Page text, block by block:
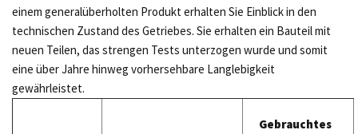
einem generalüberholten Produkt erhalten Sie Einblick in den
technischen Zustand des Getriebes. Sie erhalten ein Bauteil mit
neuen Teilen, das strengen Tests unterzogen wurde und somit
eine über Jahre hinweg vorhersehbare Langlebigkeit
gewährleistet.
Gebrauchtes